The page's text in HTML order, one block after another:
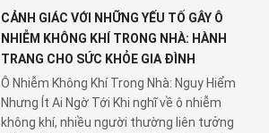
CẢNH GIÁC VỚI NHỮNG YẾU TỐ GÂY Ô
NHIỄM KHÔNG KHÍ TRONG NHÀ: HÀNH
TRANG CHO SỨC KHỎE GIA ĐÌNH
Ô Nhiễm Không Khí Trong Nhà: Nguy Hiểm
Nhưng Ít Ai Ngờ Tới Khi nghĩ về ô nhiễm
không khí, nhiều người thường liên tưởng